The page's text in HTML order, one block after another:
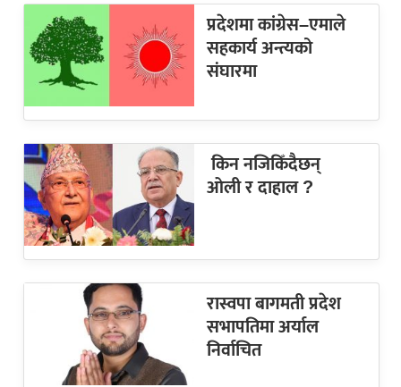
प्रदेशमा कांग्रेस–एमाले
सहकार्य अन्त्यको
संघारमा
किन नजिकिँदैछन्
ओली र दाहाल ?
रास्वपा बागमती प्रदेश
सभापतिमा अर्याल
निर्वाचित